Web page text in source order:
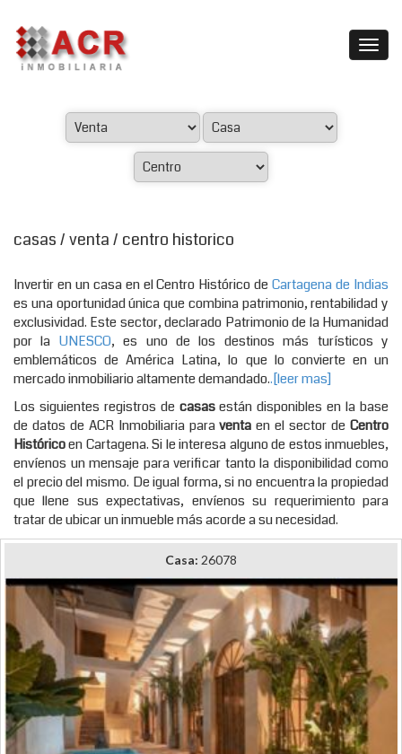
casas / venta / centro historico
Invertir en un casa en el Centro Histórico deCartagena de Indias
es una oportunidad única que combina patrimonio, rentabilidad y
exclusividad. Este sector, declarado Patrimonio de la Humanidad
por la UNESCO, es uno de los destinos más turísticos y
emblemáticos de América Latina, lo que lo convierte en un
mercado inmobiliario altamente demandado..[leer mas]
Los siguientes registros de casasestán disponibles en la base
de datos de ACR Inmobiliaria paraventa en el sector deCentro
Históricoen Cartagena. Si le interesa alguno de estos inmuebles,
envíenos un mensaje para verificar tanto la disponibilidad como
el precio del mismo. De igual forma, si no encuentra la propiedad
que llene sus expectativas, envíenos su requerimiento para
tratar de ubicar un inmueble más acorde a su necesidad.
Casa: 26078